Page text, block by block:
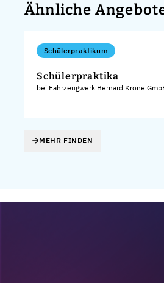
Ähnliche
Schülerpraktikum
Schülerpraktika
bei Fahrzeugwerk Bernard Krone
MEHR FINDEN